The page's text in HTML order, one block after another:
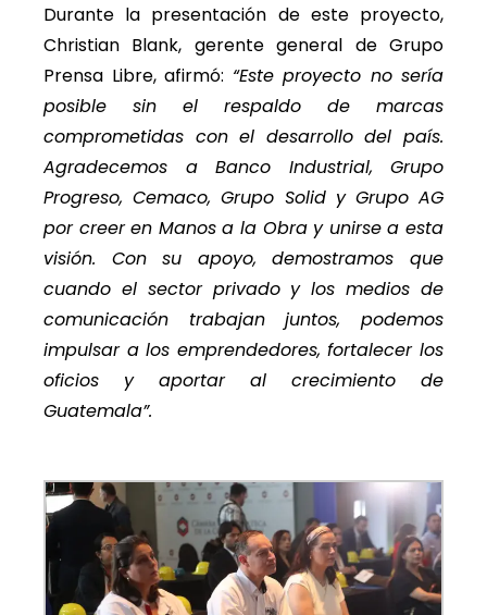
Durante la presentación de este proyecto,
Christian Blank, gerente general de Grupo
Prensa Libre, afirmó: “Este proyecto no sería
posible sin el respaldo de marcas
comprometidas con el desarrollo del país.
Agradecemos a Banco Industrial, Grupo
Progreso, Cemaco, Grupo Solid y Grupo AG
por creer en Manos a la Obra y unirse a esta
visión. Con su apoyo, demostramos que
cuando el sector privado y los medios de
comunicación trabajan juntos, podemos
impulsar a los emprendedores, fortalecer los
oficios y aportar al crecimiento de
Guatemala”.